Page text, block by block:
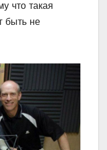
что такая
быть не